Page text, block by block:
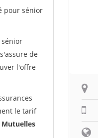
pour sénior
de
l'offre
le tarif
Mutuelles